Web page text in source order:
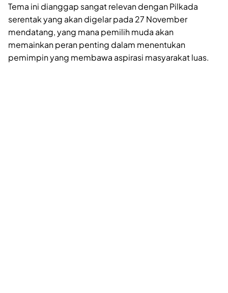
Tema ini dianggap sangat relevan dengan Pilkada
serentak yang akan digelar pada 27 November
mendatang, yang mana pemilih muda akan
memainkan peran penting dalam menentukan
pemimpin yang membawa aspirasi masyarakat luas.